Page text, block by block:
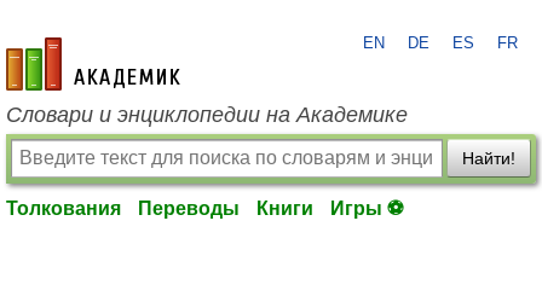
academic.ru
EN DE ES FR
Словари и энциклопедии на Академике
Найти!
Толкования Переводы Книги Игры ⚽